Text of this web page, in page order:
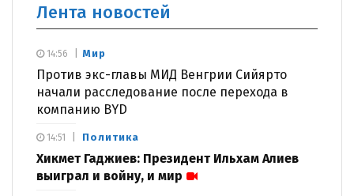
Лента новостей
Мир
Против экс-главы МИД Венгрии Сийярто
начали расследование после перехода в
компанию BYD
14:56
Политика
Хикмет Гаджиев: Президент Ильхам Алиев
выиграл и войну, и мир
14:51